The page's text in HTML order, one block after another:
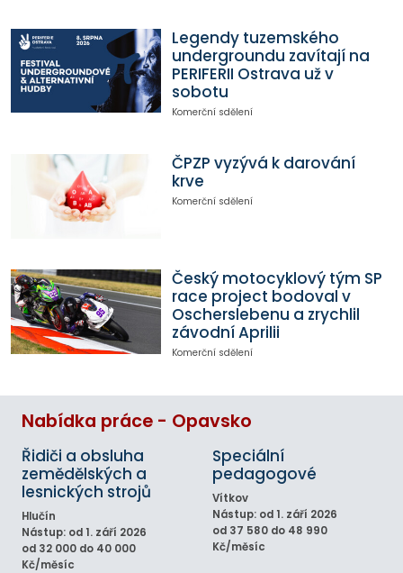
Legendy tuzemského
undergroundu zavítají na
PERIFERII Ostrava už v
sobotu
Komerční sdělení
ČPZP vyzývá k darování
krve
Komerční sdělení
Český motocyklový tým SP
race project bodoval v
Oscherslebenu a zrychlil
závodní Aprilii
Komerční sdělení
Nabídka práce - Opavsko
Řidiči a obsluha
zemědělských a
lesnických strojů
Hlučín
Nástup: od 1. září 2026
od 32 000 do 40 000
Kč/měsíc
Speciální
pedagogové
Vítkov
Nástup: od 1. září 2026
od 37 580 do 48 990
Kč/měsíc